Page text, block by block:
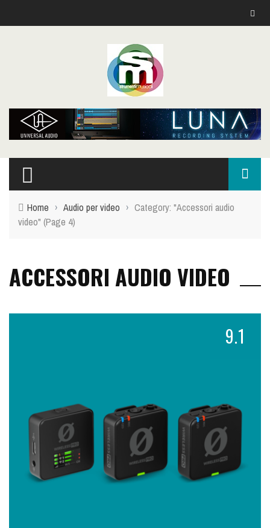
Home › Audio per video › Category: "Accessori audio
video" (Page 4)
ACCESSORI AUDIO VIDEO
9.1